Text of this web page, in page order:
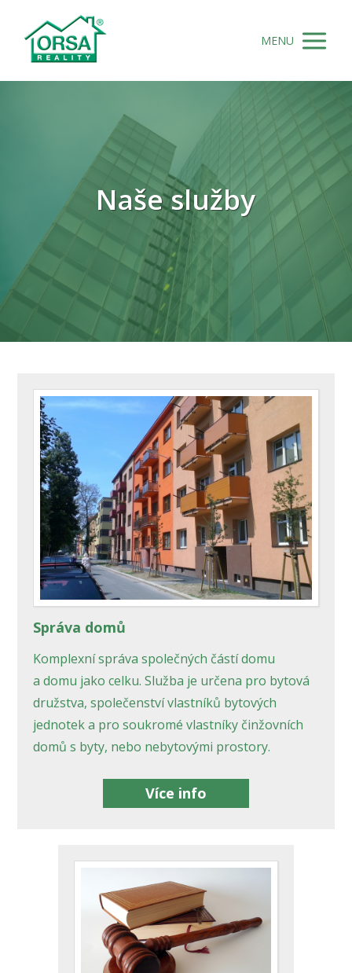
MENU
Naše služby
Správa domů
Komplexní správa společných částí domu
a domu jako celku. Služba je určena pro bytová
družstva, společenství vlastníků bytových
jednotek a pro soukromé vlastníky činžovních
domů s byty, nebo nebytovými prostory.
Více info